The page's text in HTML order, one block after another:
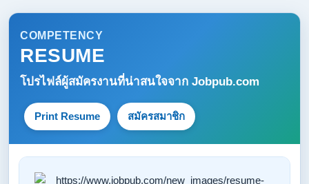
COMPETENCY
RESUME
โปรไฟล์ผู้สมัครงานที่น่าสนใจจาก Jobpub.com
Print Resume สมัครสมาชิก